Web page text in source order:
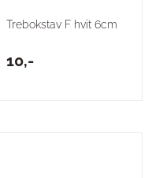
Trebokstav F hvit 6cm
10,-